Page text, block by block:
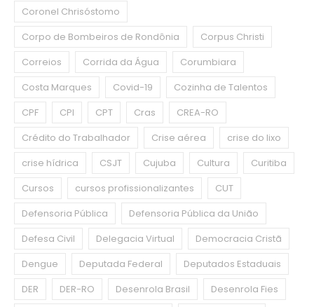
Coronel Chrisóstomo
Corpo de Bombeiros de Rondônia
Corpus Christi
Correios
Corrida da Água
Corumbiara
Costa Marques
Covid-19
Cozinha de Talentos
CPF
CPI CPT Cras
CREA-RO
Crédito do Trabalhador
Crise aérea
crise do lixo
crise hídrica
CSJT Cujuba Cultura
Curitiba
Cursos
cursos profissionalizantes
CUT
Defensoria Pública
Defensoria Pública da União
Defesa Civil
Delegacia Virtual
Democracia Cristã
Dengue
Deputada Federal
Deputados Estaduais
DER
DER-RO Desenrola Brasil
Desenrola Fies